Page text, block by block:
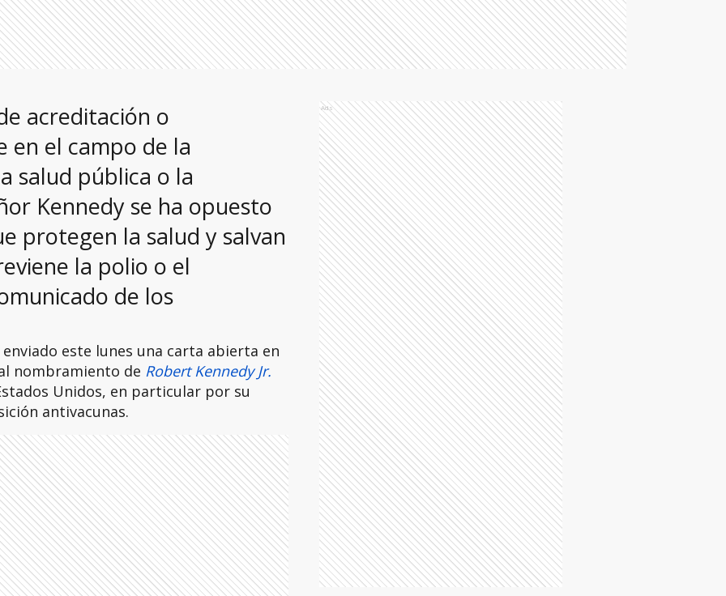
acreditación o
en el campo de la
salud pública o la
Kennedy se ha opuesto
protegen la salud y salvan
la polio o el
de los
este lunes una carta abierta en
nombramiento de Robert Kennedy Jr.
Unidos, en particular por su
antivacunas.
Ads